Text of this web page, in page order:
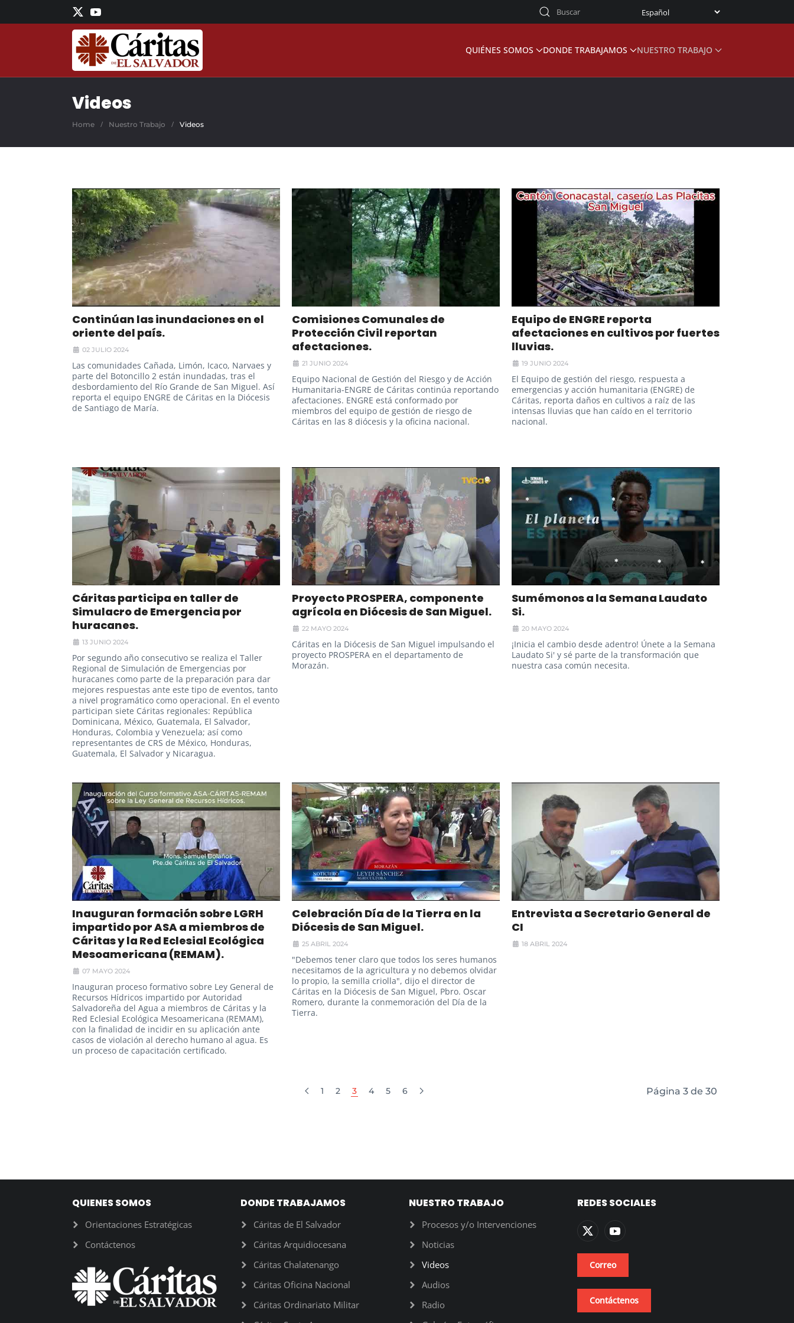
Skip to main content
QUIÉNES SOMOS DONDE TRABAJAMOS NUESTRO TRABAJO
Videos
Home Nuestro Trabajo Videos
Continúan las inundaciones en el
oriente del país.
02 JULIO 2024
Las comunidades Cañada, Limón, Icaco, Narvaes y
parte del Botoncillo 2 están inundadas, tras el
desbordamiento del Río Grande de San Miguel. Así
reporta el equipo ENGRE de Cáritas en la Diócesis
de Santiago de María.
Comisiones Comunales de
Protección Civil reportan
afectaciones.
21 JUNIO 2024
Equipo Nacional de Gestión del Riesgo y de Acción
Humanitaria-ENGRE de Cáritas continúa reportando
afectaciones. ENGRE está conformado por
miembros del equipo de gestión de riesgo de
Cáritas en las 8 diócesis y la oficina nacional.
Equipo de ENGRE reporta
afectaciones en cultivos por fuertes
lluvias.
19 JUNIO 2024
El Equipo de gestión del riesgo, respuesta a
emergencias y acción humanitaria (ENGRE) de
Cáritas, reporta daños en cultivos a raíz de las
intensas lluvias que han caído en el territorio
nacional.
Cáritas participa en taller de
Simulacro de Emergencia por
huracanes.
13 JUNIO 2024
Por segundo año consecutivo se realiza el Taller
Regional de Simulación de Emergencias por
huracanes como parte de la preparación para dar
mejores respuestas ante este tipo de eventos, tanto
a nivel programático como operacional. En el evento
participan siete Cáritas regionales: República
Dominicana, México, Guatemala, El Salvador,
Honduras, Colombia y Venezuela; así como
representantes de CRS de México, Honduras,
Guatemala, El Salvador y Nicaragua.
Proyecto PROSPERA, componente
agrícola en Diócesis de San Miguel.
22 MAYO 2024
Cáritas en la Diócesis de San Miguel impulsando el
proyecto PROSPERA en el departamento de
Morazán.
Sumémonos a la Semana Laudato
Si.
20 MAYO 2024
¡Inicia el cambio desde adentro! Únete a la Semana
Laudato Si' y sé parte de la transformación que
nuestra casa común necesita.
Inauguran formación sobre LGRH
impartido por ASA a miembros de
Cáritas y la Red Eclesial Ecológica
Mesoamericana (REMAM).
07 MAYO 2024
Inauguran proceso formativo sobre Ley General de
Recursos Hídricos impartido por Autoridad
Salvadoreña del Agua a miembros de Cáritas y la
Red Eclesial Ecológica Mesoamericana (REMAM),
con la finalidad de incidir en su aplicación ante
casos de violación al derecho humano al agua. Es
un proceso de capacitación certificado.
Celebración Día de la Tierra en la
Diócesis de San Miguel.
25 ABRIL 2024
"Debemos tener claro que todos los seres humanos
necesitamos de la agricultura y no debemos olvidar
lo propio, la semilla criolla", dijo el director de
Cáritas en la Diócesis de San Miguel, Pbro. Oscar
Romero, durante la conmemoración del Día de la
Tierra.
Entrevista a Secretario General de
CI
18 ABRIL 2024
Página 3 de 30
1 2 3 4 5 6
QUIENES SOMOS
Orientaciones Estratégicas
Contáctenos
DONDE TRABAJAMOS
Cáritas de El Salvador
Cáritas Arquidiocesana
Cáritas Chalatenango
Cáritas Oficina Nacional
Cáritas Ordinariato Militar
NUESTRO TRABAJO
Procesos y/o Intervenciones
Noticias
Videos
Audios
Radio
REDES SOCIALES
Correo
Contáctenos